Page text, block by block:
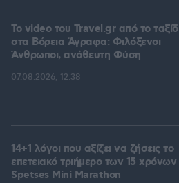
To video του Travel.gr από το
στα Βόρεια Άγραφα: Φιλόξενοι
Άνθρωποι, ανόθευτη Φύση
07.08.2026, 12:38
14+1 λόγοι που αξίζει να ζήσεις το
επετειακό τριήμερο των 15 χρόνων
Spetses Mini Marathon